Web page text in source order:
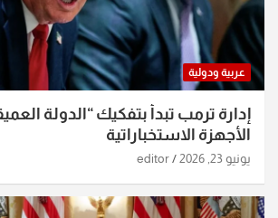
عربية ودولية
إدارة ترمب تبدأ بتفكيك “الدولة
الأجهزة الاستخباراتية
يونيو 23, 2026 editor